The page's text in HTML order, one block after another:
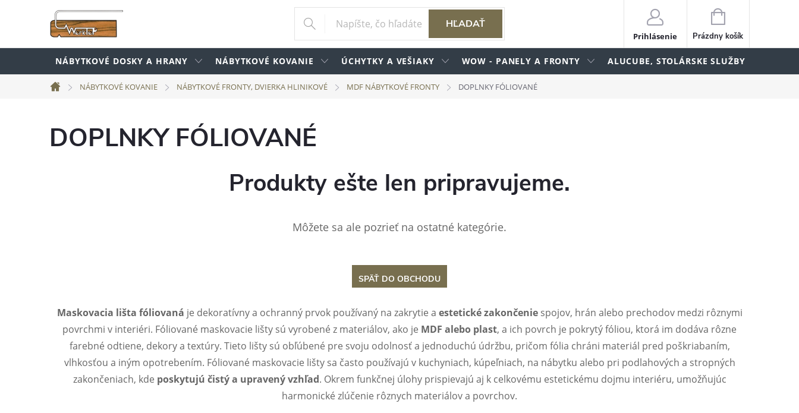
HĽADAŤ
Prihlásenie
NÁKUPNÝ
KOŠÍK
Prázdny košík
NÁBYTKOVÉ DOSKY A HRANY NÁBYTKOVÉ KOVANIE ÚCHYTKY A VEŠIAKY WOW - PANELY A FRONTY ALUCUBE, STOLÁRSKE SLUŽBY
Domov
NÁBYTKOVÉ KOVANIE NÁBYTKOVÉ FRONTY, DVIERKA HLINIKOVÉ MDF NÁBYTKOVÉ FRONTY DOPLNKY FÓLIOVANÉ
DOPLNKY FÓLIOVANÉ
Produkty ešte len pripravujeme.
Môžete sa ale pozrieť na ostatné kategórie.
SPÄŤ DO OBCHODU
Maskovacia lišta fóliovaná je dekoratívny a ochranný prvok používaný na zakrytie a estetické zakončeniespojov, hrán alebo prechodov medzi rôznymi
povrchmi v interiéri. Fóliované maskovacie lišty sú vyrobené z materiálov, ako je MDF alebo plast, a ich povrch je pokrytý fóliou, ktorá im dodáva rôzne
farebné odtiene, dekory a textúry. Tieto lišty sú obľúbené pre svoju odolnosť a jednoduchú údržbu, pričom fólia chráni materiál pred poškriabaním,
vlhkosťou a iným opotrebením. Fóliované maskovacie lišty sa často používajú v kuchyniach, kúpeľniach, na nábytku alebo pri podlahových a stropných
zakončeniach, kde poskytujú čistý a upravený vzhľad. Okrem funkčnej úlohy prispievajú aj k celkovému estetickému dojmu interiéru, umožňujúc
harmonické zlúčenie rôznych materiálov a povrchov.